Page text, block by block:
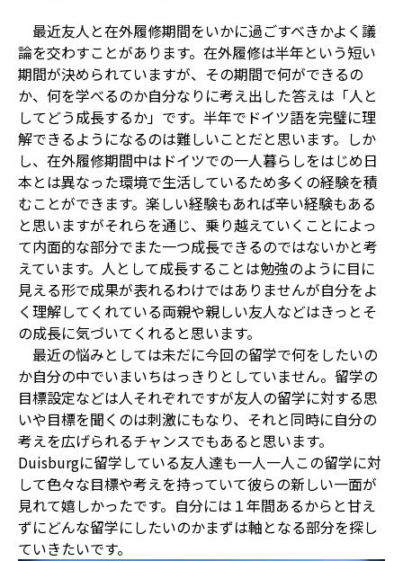
最近友人と在外履修期間をいかに過ごすべきかよく議
論を交わすことがあります。在外履修は半年という短い
期間が決められていますが、その期間で何ができるの
か、何を学べるのか自分なりに考え出した答えは「人と
してどう成長するか」です。半年でドイツ語を完璧に理
解できるようになるのは難しいことだと思います。しか
し、在外履修期間中はドイツでの一人暮らしをはじめ日
本とは異なった環境で生活しているため多くの経験を積
むことができます。楽しい経験もあれば辛い経験もある
と思いますがそれらを通じ、乗り越えていくことによっ
て内面的な部分でまた一つ成長できるのではないかと考
えています。人として成長することは勉強のように目に
見える形で成果が表れるわけではありませんが自分をよ
く理解してくれている両親や親しい友人などはきっとそ
の成長に気づいてくれると思います。
最近の悩みとしては未だに今回の留学で何をしたいの
か自分の中でいまいちはっきりとしていません。留学の
目標設定などは人それぞれですが友人の留学に対する思
いや目標を聞くのは刺激にもなり、それと同時に自分の
考えを広げられるチャンスでもあると思います。
Duisburgに留学している友人達も一人一人この留学に対
して色々な目標や考えを持っていて彼らの新しい一面が
見れて嬉しかったです。自分には１年間あるからと甘え
ずにどんな留学にしたいのかまずは軸となる部分を探し
ていきたいです。